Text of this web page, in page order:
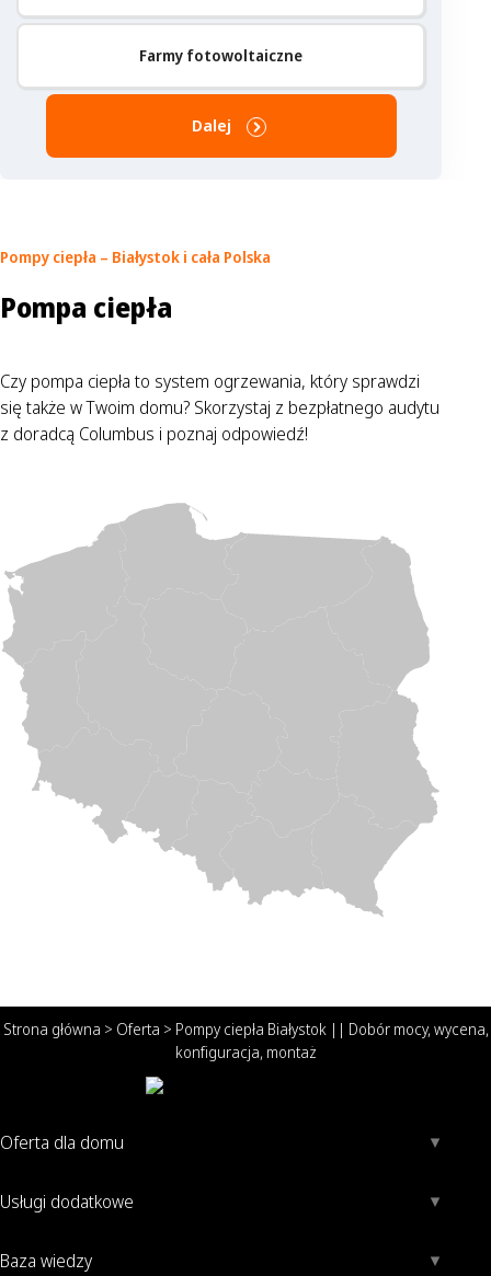
Farmy fotowoltaiczne
Dalej
Pompy ciepła – Białystok i cała Polska
Pompa ciepła
Czy pompa ciepła to system ogrzewania, który sprawdzi
się także w Twoim domu? Skorzystaj z bezpłatnego audytu
z doradcą Columbus i poznaj odpowiedź!
Strona główna > Oferta > Pompy ciepła Białystok || Dobór mocy, wycena,
konfiguracja, montaż
Oferta dla domu
Usługi dodatkowe
Baza wiedzy